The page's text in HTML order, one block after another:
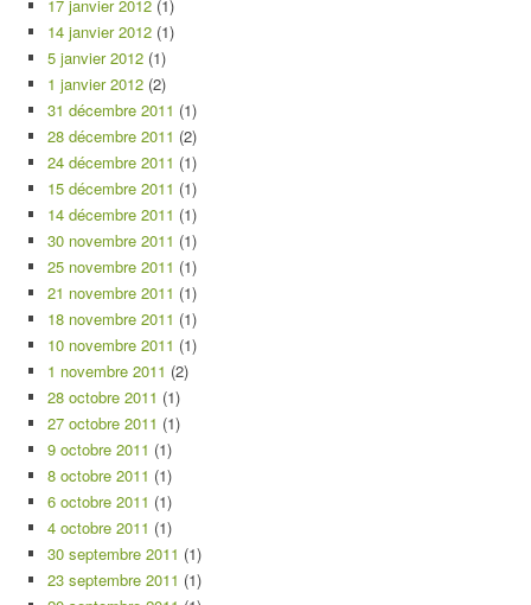
17 janvier 2012 (1)
14 janvier 2012 (1)
5 janvier 2012 (1)
1 janvier 2012 (2)
31 décembre 2011 (1)
28 décembre 2011 (2)
24 décembre 2011 (1)
15 décembre 2011 (1)
14 décembre 2011 (1)
30 novembre 2011 (1)
25 novembre 2011 (1)
21 novembre 2011 (1)
18 novembre 2011 (1)
10 novembre 2011 (1)
1 novembre 2011 (2)
28 octobre 2011 (1)
27 octobre 2011 (1)
9 octobre 2011 (1)
8 octobre 2011 (1)
6 octobre 2011 (1)
4 octobre 2011 (1)
30 septembre 2011 (1)
23 septembre 2011 (1)